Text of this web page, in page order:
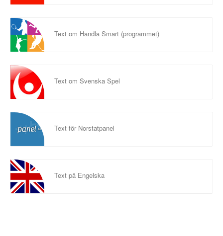
Text om Handla Smart (programmet)
Text om Svenska Spel
Text för Norstatpanel
Text på Engelska